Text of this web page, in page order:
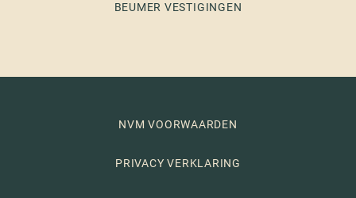
BEUMER VESTIGINGEN
NVM VOORWAARDEN
PRIVACY VERKLARING